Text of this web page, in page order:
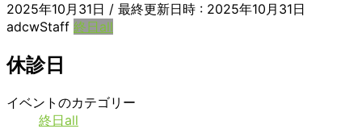
2025年10月31日 / 最終更新日時 : 2025年10月31日
adcwStaff 終日all
休診日
休
イベントのカテゴリー
終日all